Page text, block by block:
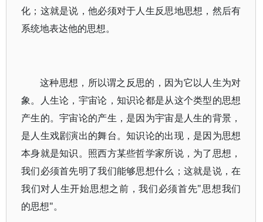
化；这就是说，他必须对于人生反思地思想，然后有
系统地表达他的思想。
这种思想，所以谓之反思的，因为它以人生为对
象。人生论，宇宙论，知识论都是从这个类型的思想
产生的。宇宙论的产生，是因为宇宙是人生的背景，
是人生戏剧演出的舞台。知识论的出现，是因为思想
本身就是知识。照西方某些哲学家所说，为了思想，
我们必须首先明了我们能够思想什么；这就是说，在
我们对人生开始思想之前，我们必须首先"思想我们
的思想"。